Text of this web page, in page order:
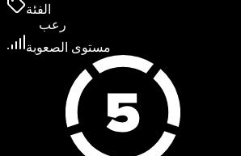
الفئة
رعب
مستوى الصعوبة